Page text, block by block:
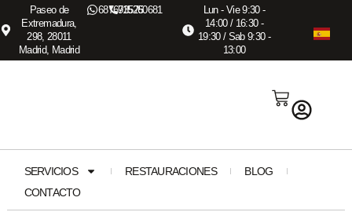
Paseo de
Extremadura,
298, 28011
Madrid, Madrid
687673575
915260681
Lun - Vie 9:30 -
14:00 / 16:30 -
19:30 / Sab 9:30 -
13:00
SERVICIOS RESTAURACIONES
BLOG
CONTACTO